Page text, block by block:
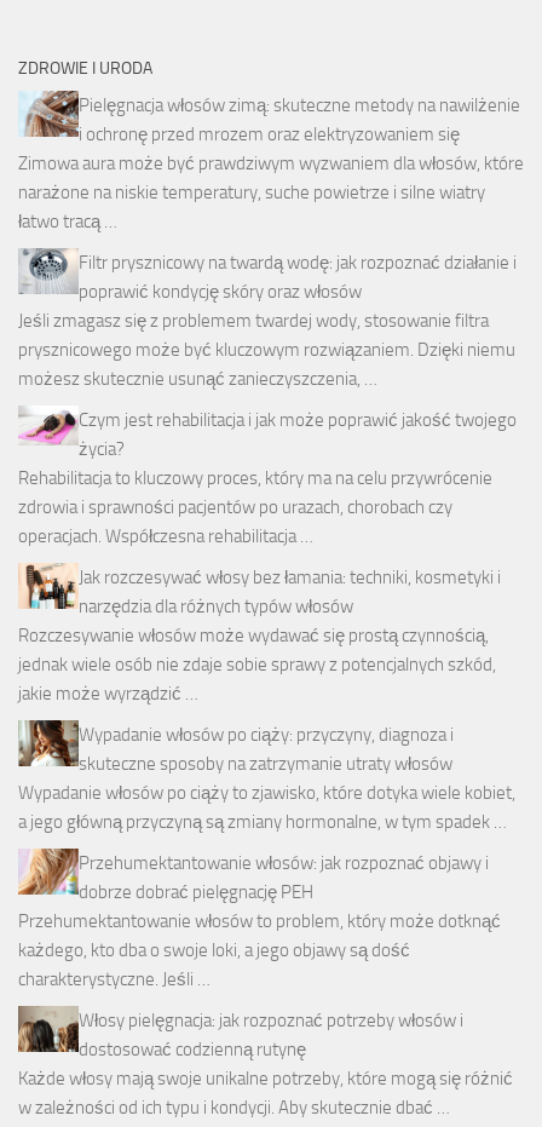
ZDROWIE I URODA
Pielęgnacja włosów zimą: skuteczne metody na nawilżenie
i ochronę przed mrozem oraz elektryzowaniem się
Zimowa aura może być prawdziwym wyzwaniem dla włosów, które
narażone na niskie temperatury, suche powietrze i silne wiatry
łatwo tracą …
Filtr prysznicowy na twardą wodę: jak rozpoznać działanie i
poprawić kondycję skóry oraz włosów
Jeśli zmagasz się z problemem twardej wody, stosowanie filtra
prysznicowego może być kluczowym rozwiązaniem. Dzięki niemu
możesz skutecznie usunąć zanieczyszczenia, …
Czym jest rehabilitacja i jak może poprawić jakość twojego
życia?
Rehabilitacja to kluczowy proces, który ma na celu przywrócenie
zdrowia i sprawności pacjentów po urazach, chorobach czy
operacjach. Współczesna rehabilitacja …
Jak rozczesywać włosy bez łamania: techniki, kosmetyki i
narzędzia dla różnych typów włosów
Rozczesywanie włosów może wydawać się prostą czynnością,
jednak wiele osób nie zdaje sobie sprawy z potencjalnych szkód,
jakie może wyrządzić …
Wypadanie włosów po ciąży: przyczyny, diagnoza i
skuteczne sposoby na zatrzymanie utraty włosów
Wypadanie włosów po ciąży to zjawisko, które dotyka wiele kobiet,
a jego główną przyczyną są zmiany hormonalne, w tym spadek …
Przehumektantowanie włosów: jak rozpoznać objawy i
dobrze dobrać pielęgnację PEH
Przehumektantowanie włosów to problem, który może dotknąć
każdego, kto dba o swoje loki, a jego objawy są dość
charakterystyczne. Jeśli …
Włosy pielęgnacja: jak rozpoznać potrzeby włosów i
dostosować codzienną rutynę
Każde włosy mają swoje unikalne potrzeby, które mogą się różnić
w zależności od ich typu i kondycji. Aby skutecznie dbać …